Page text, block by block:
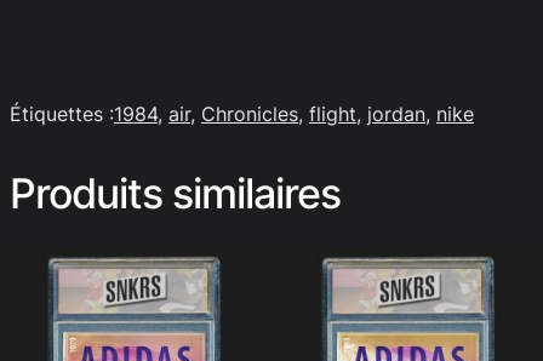
Étiquettes :1984, air, Chronicles, flight, jordan, nike
Produits similaires